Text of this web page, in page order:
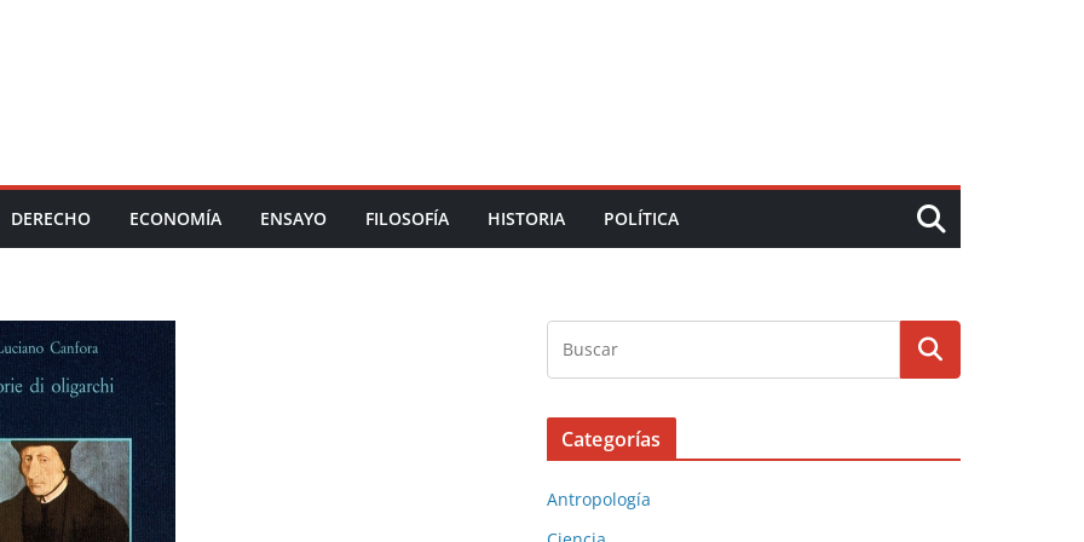
DERECHO ECONOMÍA ENSAYO FILOSOFÍA HISTORIA POLÍTICA
Categorías
Antropología